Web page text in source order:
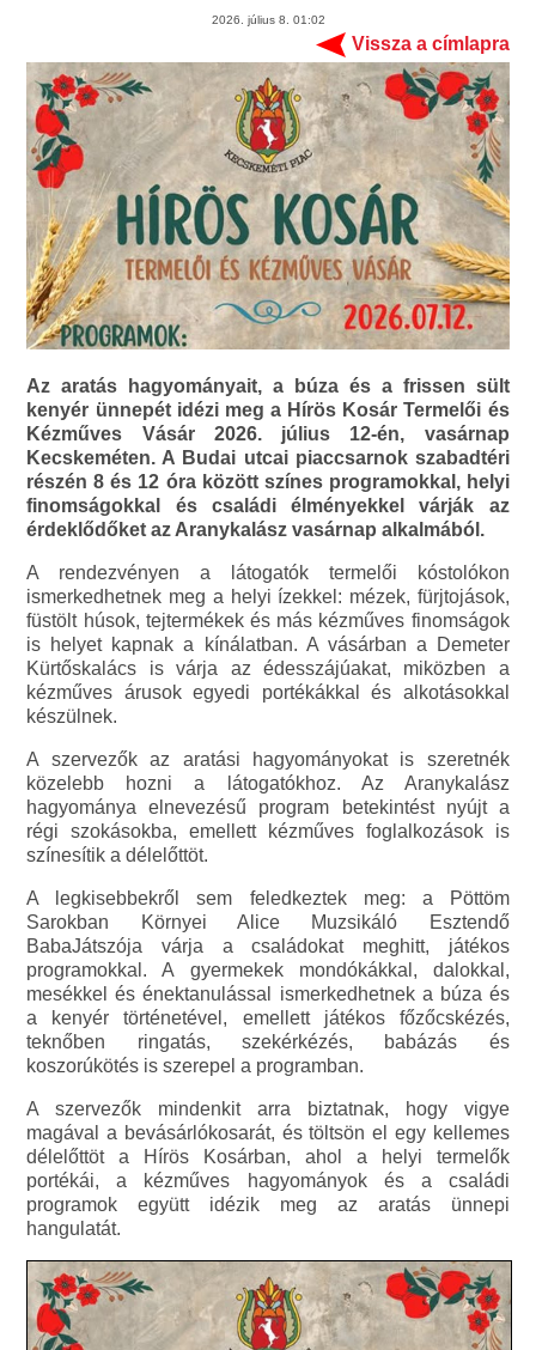
2026. július 8. 01:02
Vissza a címlapra
Az aratás hagyományait, a búza és a frissen sült
kenyér ünnepét idézi meg a Hírös Kosár Termelői és
Kézműves Vásár 2026. július 12-én, vasárnap
Kecskeméten. A Budai utcai piaccsarnok szabadtéri
részén 8 és 12 óra között színes programokkal, helyi
finomságokkal és családi élményekkel várják az
érdeklődőket az Aranykalász vasárnap alkalmából.
A rendezvényen a látogatók termelői kóstolókon
ismerkedhetnek meg a helyi ízekkel: mézek, fürjtojások,
füstölt húsok, tejtermékek és más kézműves finomságok
is helyet kapnak a kínálatban. A vásárban a Demeter
Kürtőskalács is várja az édesszájúakat, miközben a
kézműves árusok egyedi portékákkal és alkotásokkal
készülnek.
A szervezők az aratási hagyományokat is szeretnék
közelebb hozni a látogatókhoz. Az Aranykalász
hagyománya elnevezésű program betekintést nyújt a
régi szokásokba, emellett kézműves foglalkozások is
színesítik a délelőttöt.
A legkisebbekről sem feledkeztek meg: a Pöttöm
Sarokban Környei Alice Muzsikáló Esztendő
BabaJátszója várja a családokat meghitt, játékos
programokkal. A gyermekek mondókákkal, dalokkal,
mesékkel és énektanulással ismerkedhetnek a búza és
a kenyér történetével, emellett játékos főzőcskézés,
teknőben ringatás, szekérkézés, babázás és
koszorúkötés is szerepel a programban.
A szervezők mindenkit arra biztatnak, hogy vigye
magával a bevásárlókosarát, és töltsön el egy kellemes
délelőttöt a Hírös Kosárban, ahol a helyi termelők
portékái, a kézműves hagyományok és a családi
programok együtt idézik meg az aratás ünnepi
hangulatát.